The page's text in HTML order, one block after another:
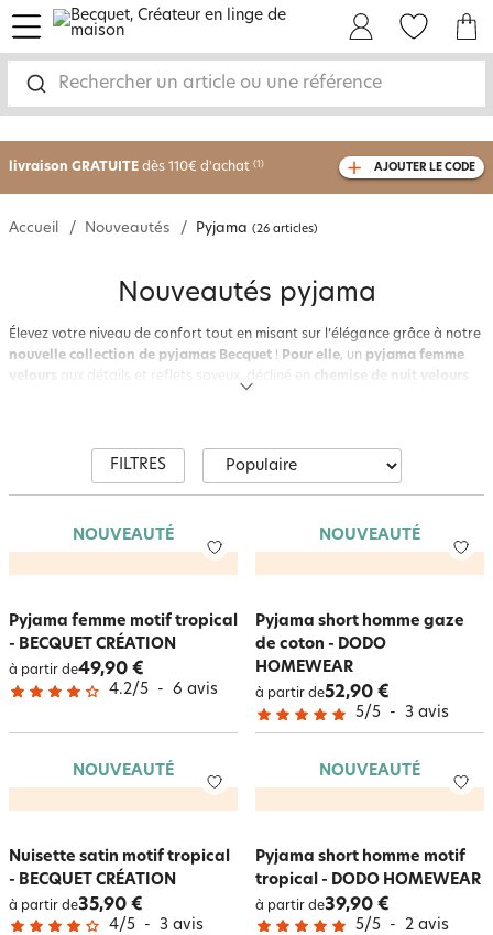
Rechercher un article ou une référence
menu
-30% sur votre commande
AJOUTER LE CODE
Accueil Nouveautés Pyjama (26 articles)
Nouveautés pyjama
Élevez votre niveau de confort tout en misant sur l’élégance grâce à notre
nouvelle collection de pyjamas Becquet ! Pour elle, un pyjama femme
velours
aux détails et reflets soyeux, décliné en
chemise de nuit velours
douceur! En prévision des nuits froides, comment ne pas craquer
pyjama femmemotif sapins et ses couleurs douces pour affronter
ce n’est qu’un aperçu : laissez-vous guider à travers un
large choix de
pyjamas chaudsoù chaque matière vous enveloppera dans une étreinte
collection homewear parfaite de jour comme de nuit !
FILTRES
NOUVEAUTÉ
Pyjama femme motif tropical
- BECQUET CRÉATION
à partir de49,90 €
4.2/5 - 6 avis
NOUVEAUTÉ
Pyjama short homme gaze
de coton - DODO
HOMEWEAR
à partir de52,90 €
5/5 - 3 avis
NOUVEAUTÉ
Nuisette satin motif tropical
- BECQUET CRÉATION
à partir de35,90 €
4/5 - 3 avis
NOUVEAUTÉ
Pyjama short homme motif
tropical - DODO HOMEWEAR
à partir de39,90 €
5/5 - 2 avis